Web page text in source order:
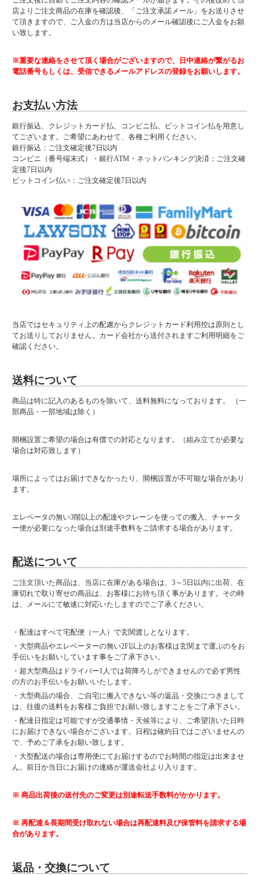
店よりご注文商品の在庫を確認後、「ご注文承諾メール」をお送りさせ
て頂きますので、ご入金の方は当店からのメール確認後にご入金をお願
い致します。
※重要な連絡をさせて頂く場合がございますので、日中連絡が繋がるお
電話番号もしくは、受信できるメールアドレスの登録をお願いします。
お支払い方法
銀行振込、クレジットカード払、コンビニ払、ビットコイン払を用意し
てございます。ご希望にあわせて、各種ご利用ください。
銀行振込：ご注文確定後7日以内
コンビニ（番号端末式）・銀行ATM・ネットバンキング決済：ご注文確
定後7日以内
ビットコイン払い：ご注文確定後7日以内
当店ではセキュリティ上の配慮からクレジットカード利用控は原則とし
てお送りしておりません。カード会社から送付されますご利用明細をご
確認ください。
送料について
商品は特に記入のあるものを除いて、送料無料になっております。 （一
部商品・一部地域は除く）
開梱設置ご希望の場合は有償での対応となります。（組み立てが必要な
場合は対応致します）
場所によってはお届けできなかったり、開梱設置が不可能な場合があり
ます。
エレベータの無い3階以上の配達やクレーンを使っての搬入、チャータ
ー便が必要になった場合は別途手数料をご請求する場合があります。
配送について
ご注文頂いた商品は、当店に在庫がある場合は、3～5日以内に出荷、在
庫切れで取り寄せの商品は、お客様にお待ち頂く事があります。その時
は、メールにて敏速に対応いたしますのでご了承ください。
・配達はすべて宅配便（一人）で玄関渡しとなります。
・大型商品やエレベーターの無い2F以上のお客様は玄関まで運ぶのをお
手伝いをお願いしています事をご了承下さい。
・超大型商品はドライバー1人では荷降ろしができませんので必ず男性
の方のお手伝いをお願いいたします。
・大型商品の場合、ご自宅に搬入できない等の返品・交換につきまして
は、往復の送料をお客様ご負担でお願い致しますことをご了承下さい。
・配達日指定は可能ですが交通事情・天候等により、ご希望頂いた日時
にお届けできない場合がございます。日程は確約日ではございませんの
で、予めご了承をお願い致します。
・大型配送の場合は専用便にてお届けするのでお時間の指定は出来ませ
ん。前日か当日にお届けの連絡が運送会社より入ります。
※ 商品出荷後の送付先のご変更は別途転送手数料がかかります。
※ 再配達＆長期間受け取れない場合は再配達料及び保管料を請求する場
合があります。
返品・交換について